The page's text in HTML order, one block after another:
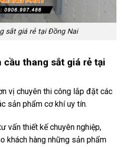
sắt giá rẻ tại Đồng Nai
thang sắt giá rẻ tại
vị chuyên thi công lắp đặt các
sản phẩm cơ khí uy tín.
vấn thiết kế chuyên nghiệp,
khách hàng những sản phẩm